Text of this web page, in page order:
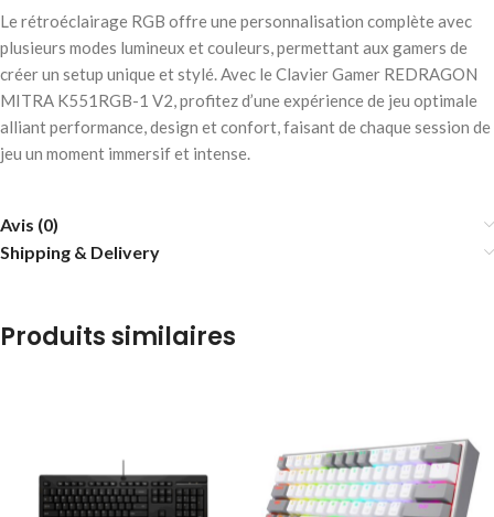
Le rétroéclairage RGB offre une personnalisation complète avec
plusieurs modes lumineux et couleurs, permettant aux gamers de
créer un setup unique et stylé. Avec le Clavier Gamer REDRAGON
MITRA K551RGB-1 V2, profitez d’une expérience de jeu optimale
alliant performance, design et confort, faisant de chaque session de
jeu un moment immersif et intense.
Avis (0)
Shipping & Delivery
Produits similaires